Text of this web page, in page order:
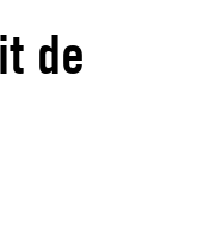
de